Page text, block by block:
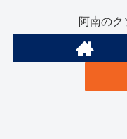
阿南の